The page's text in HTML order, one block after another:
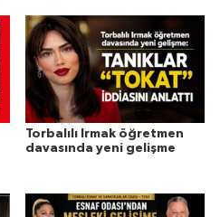
Torbalılı Irmak öğretmen
davasında yeni gelişme